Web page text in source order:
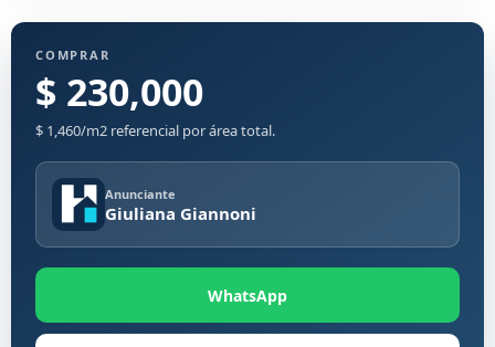
COMPRAR
$ 230,000
$ 1,460/m2 referencial por área total.
Anunciante
Giuliana Giannoni
WhatsApp